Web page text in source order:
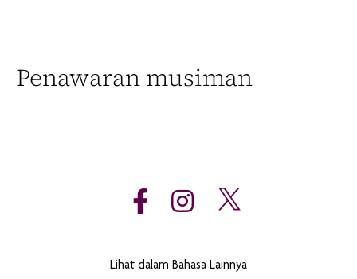
Penawaran musiman
Lihat dalam Bahasa Lainnya